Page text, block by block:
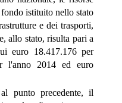
istituito nello stato
e dei trasporti,
allo stato, risulta pari a
euro 18.417.176 per
l'anno 2014 ed euro
punto precedente, il